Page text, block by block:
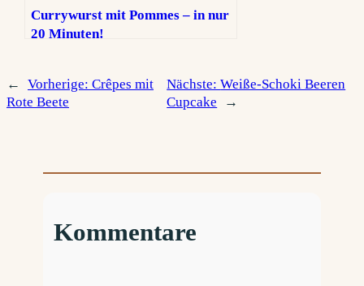
Currywurst mit Pommes – in nur
20 Minuten!
← Vorherige: Crêpes mit
Rote Beete
Nächste:Weiße-Schoki Beeren
Cupcake
→
Kommentare